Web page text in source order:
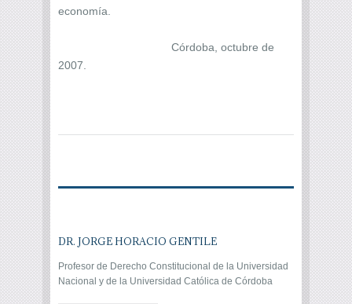
economía.
Córdoba, octubre de
2007.
DR. JORGE HORACIO GENTILE
Profesor de Derecho Constitucional de la Universidad
Nacional y de la Universidad Católica de Córdoba